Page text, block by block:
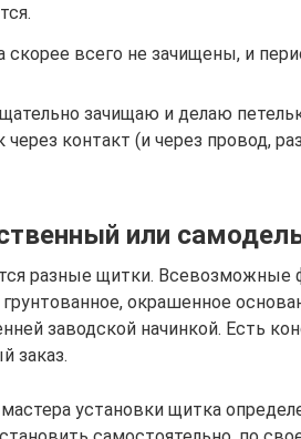
скорее всего не зачищены, и
зачищаю и делаю
через контакт (и через провод,
или
разные щитки.
окрашенное
заводской начинкой. Есть
заказ.
установки щитка